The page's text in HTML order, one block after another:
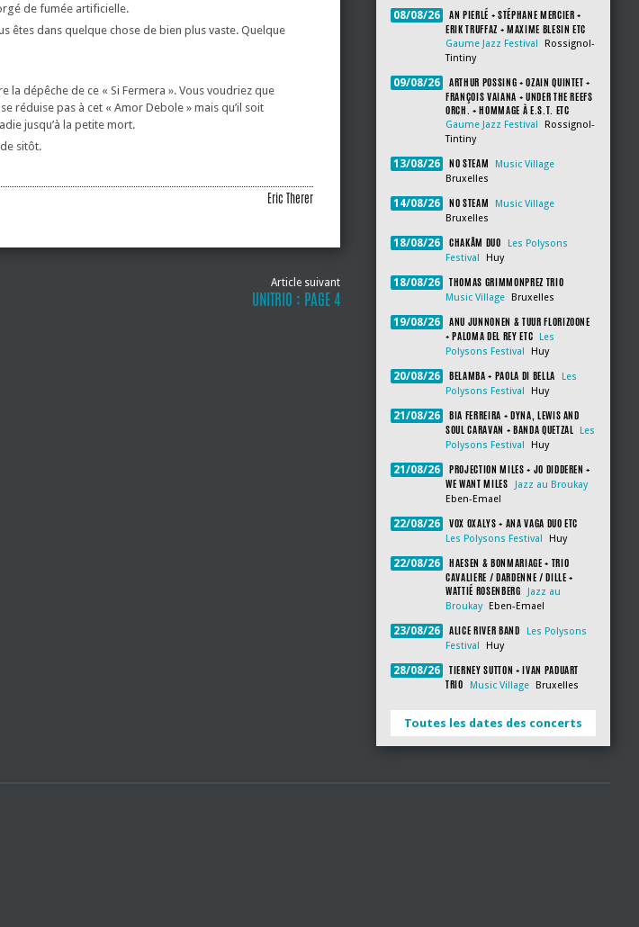
de fumée artificielle.
êtes dans quelque chose de bien plus vaste. Quelque
la dépêche de ce « Si Fermera ». Vous voudriez que
réduise pas à cet « Amor Debole » mais qu’il soit
jusqu’à la petite mort.
sitôt.
Eric Therer
Article suivant
UNITRIO : PAGE 4
08/08/26
AN PIERLÉ + STÉPHANE MERCIER +
ERIK TRUFFAZ + MAXIME BLESIN ETC
Gaume Jazz Festival
Rossignol-
Tintiny
09/08/26
ARTHUR POSSING + OZAIN QUINTET +
FRANÇOIS VAIANA + UNDER THE REEFS
ORCH. + HOMMAGE À E.S.T. ETC
Gaume Jazz Festival
Rossignol-
Tintiny
13/08/26 NO STEAM
Music Village
Bruxelles
14/08/26 NO STEAM
Music Village
Bruxelles
18/08/26 CHAKÂM DUO
Les Polysons
Festival
Huy
18/08/26 THOMAS GRIMMONPREZ TRIO
Music Village Bruxelles
19/08/26
ANU JUNNONEN & TUUR FLORIZOONE
+ PALOMA DEL REY ETC
Les
Polysons Festival
Huy
20/08/26 BELAMBA + PAOLA DI BELLA
Les
Polysons Festival
Huy
21/08/26
BIA FERREIRA + DYNA, LEWIS AND
SOUL CARAVAN + BANDA QUETZAL
Les
Polysons Festival
Huy
21/08/26
PROJECTION MILES + JO DIDDEREN +
WE WANT MILES
Jazz au Broukay
Eben-Emael
22/08/26 VOX OXALYS + ANA VAGA DUO ETC
Les Polysons Festival Huy
22/08/26
HAESEN & BONMARIAGE + TRIO
CAVALIERE / DARDENNE / DILLE +
WATTIÉ ROSENBERG
Jazz au
Broukay
Eben-Emael
23/08/26 ALICE RIVER BAND
Les Polysons
Festival
Huy
28/08/26
TIERNEY SUTTON + IVAN PADUART
TRIO
Music Village Bruxelles
Toutes les dates des concerts